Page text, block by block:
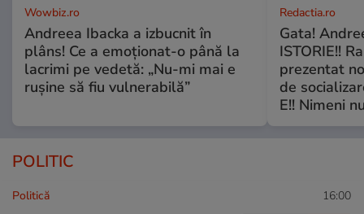
Wowbiz.ro
Andreea Ibacka a izbucnit în
plâns! Ce a emoționat-o până la
lacrimi pe vedetă: „Nu-mi mai e
rușine să fiu vulnerabilă”
Redactia.ro
Gata!
ISTORIE!!
prezentat
de
E!! Nimeni
POLITIC
Politică 16:00